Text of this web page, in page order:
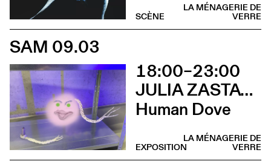
LA MÉNAGERIE DE
VERRE
SCÈNE
SAM 09.03
18:00–23:00
JULIA ZASTAVA
Human Dove
LA MÉNAGERIE DE
VERRE
EXPOSITION